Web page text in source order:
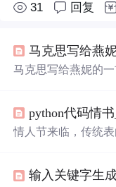
31 回复
马克思写给燕
马克思写给燕妮的
渴望让全世界都知
情人节来临，传统
彰显内心，提升表白
输入关键字生